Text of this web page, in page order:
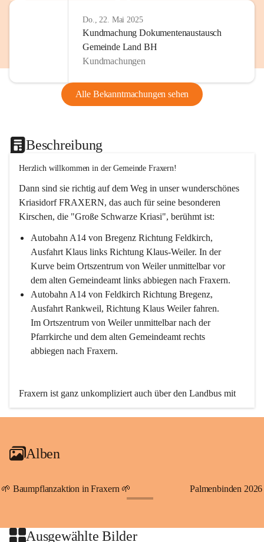
Do., 22. Mai 2025
Kundmachung Dokumentenaustausch
Gemeinde Land BH
Kundmachungen
Alle Bekanntmachungen sehen
Beschreibung
Herzlich willkommen in der Gemeinde Fraxern!
Dann sind sie richtig auf dem Weg in unser wunderschönes
Kriasidorf FRAXERN, das auch für seine besonderen
Kirschen, die "Große Schwarze Kriasi", berühmt ist:
Autobahn A14 von Bregenz Richtung Feldkirch,
Ausfahrt Klaus links Richtung Klaus-Weiler. In der
Kurve beim Ortszentrum von Weiler unmittelbar vor
dem alten Gemeindeamt links abbiegen nach Fraxern.
Autobahn A14 von Feldkirch Richtung Bregenz,
Ausfahrt Rankweil, Richtung Klaus Weiler fahren.
Im Ortszentrum von Weiler unmittelbar nach der
Pfarrkirche und dem alten Gemeindeamt rechts
abbiegen nach Fraxern.
Fraxern ist ganz unkompliziert auch über den Landbus mit
den öffentlichen Verkehrsmitteln zu erreichen. Die Linie
An Samstagen, Sonn- und Feiertagen können Sie bequem
persönlichen Linienbus zur gewünschten Zeit zu Ihrer
Haltestelle bestellen. Sowohl von Weiler kommend nach
beide Fahrten Weiler-Fraxern-Weiler.
Alben
🌱 Baumpflanzaktion in Fraxern 🌱 Palmenbinden 2026
Ausgewählte Bilder